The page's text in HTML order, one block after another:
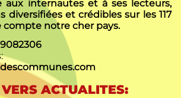
aux internautes et à ses lecteurs,
diversifiées et crédibles sur les 117
notre cher pays.
ACTUALITES: